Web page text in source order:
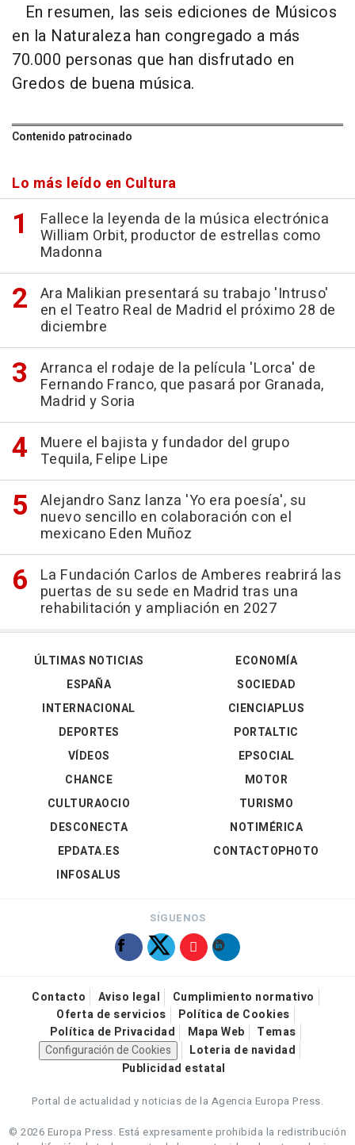
En resumen, las seis ediciones de Músicos
en la Naturaleza han congregado a más
70.000 personas que han disfrutado en
Gredos de buena música.
Contenido patrocinado
Lo más leído en Cultura
Fallece la leyenda de la música electrónica
William Orbit, productor de estrellas como
Madonna
Ara Malikian presentará su trabajo 'Intruso'
en el Teatro Real de Madrid el próximo 28 de
diciembre
Arranca el rodaje de la película 'Lorca' de
Fernando Franco, que pasará por Granada,
Madrid y Soria
Muere el bajista y fundador del grupo
Tequila, Felipe Lipe
Alejandro Sanz lanza 'Yo era poesía', su
nuevo sencillo en colaboración con el
mexicano Eden Muñoz
La Fundación Carlos de Amberes reabrirá las
puertas de su sede en Madrid tras una
rehabilitación y ampliación en 2027
ÚLTIMAS NOTICIAS
ESPAÑA
INTERNACIONAL
DEPORTES
VÍDEOS
ECONOMÍA
SOCIEDAD
CIENCIAPLUS
PORTALTIC
EPSOCIAL
CHANCE
CULTURAOCIO
DESCONECTA
EPDATA.ES
INFOSALUS
MOTOR
TURISMO
NOTIMÉRICA
CONTACTOPHOTO
SÍGUENOS
Contacto Aviso legal
Cumplimiento normativo
Oferta de servicios
Política de Cookies
Política de Privacidad
Mapa Web
Temas
Configuración de Cookies
Loteria de navidad
Publicidad estatal
Portal de actualidad y noticias de la Agencia Europa Press.
© 2026 Europa Press. Está expresamente prohibida la redistribución